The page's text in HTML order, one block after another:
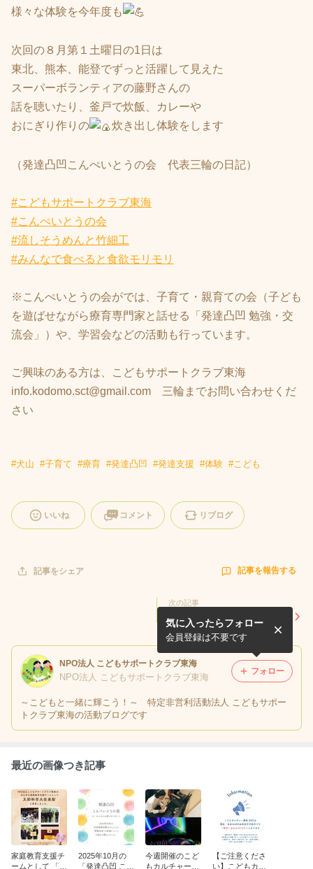
様々な体験を今年度も
次回の８月第１土曜日の1日は
東北、熊本、能登でずっと活躍して見えた
スーパーボランティアの藤野さんの
話を聴いたり、釜戸で炊飯、カレーや
おにぎり作りの
炊き出し体験をします
（発達凸凹こんぺいとうの会 代表三輪の日記）
#こどもサポートクラブ東海
#こんぺいとうの会
#流しそうめんと竹細工
#みんなで食べると食欲モリモリ
※こんぺいとうの会がでは、子育て・親育ての会（子ども
を遊ばせながら療育専門家と話せる「発達凸凹 勉強・交
流会」）や、学習会などの活動も行っています。
ご興味のある方は、こどもサポートクラブ東海
info.kodomo.sct@gmail.com 三輪までお問い合わせくだ
さい
#犬山 #子育て #療育 #発達凸凹 #発達支援 #体験 #こども
いいね コメント リブログ
記事をシェア 記事を報告する
次の記事
家庭教育支援チームとして
「令和7年度 文部科学大臣表
彰」 受賞のご報告
NPO法人 こどもサポートクラブ東海
NPO法人 こどもサポートクラブ東海
～こどもと一緒に輝こう！～ 特定非営利活動法人 こどもサポー
トクラブ東海の活動ブログです
気に入ったらフォロー
会員登録は不要です
フォロー
最近の画像つき記事
家庭教育支援チ
ームとして 「令
2025年10月の
「発達凸凹 こん
今週開催のこど
もカルチャー講
【ご注意くださ
い】こどもカル